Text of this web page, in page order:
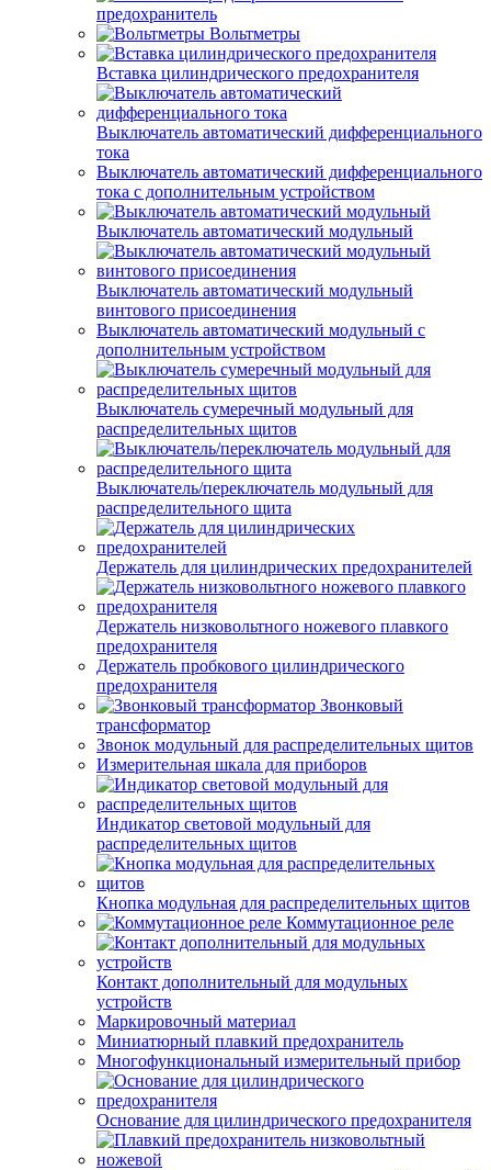
предохранитель
Вольтметры
Вставка цилиндрического предохранителя
Выключатель автоматический дифференциального
тока
Выключатель автоматический дифференциального
тока с дополнительным устройством
Выключатель автоматический модульный
Выключатель автоматический модульный
винтового присоединения
Выключатель автоматический модульный с
дополнительным устройством
Выключатель сумеречный модульный для
распределительных щитов
Выключатель/переключатель модульный для
распределительного щита
Держатель для цилиндрических предохранителей
Держатель низковольтного ножевого плавкого
предохранителя
Держатель пробкового цилиндрического
предохранителя
Звонковый
трансформатор
Звонок модульный для распределительных щитов
Измерительная шкала для приборов
Индикатор световой модульный для
распределительных щитов
Кнопка модульная для распределительных щитов
Коммутационное реле
Контакт дополнительный для модульных
устройств
Маркировочный материал
Миниатюрный плавкий предохранитель
Многофункциональный измерительный прибор
Основание для цилиндрического предохранителя